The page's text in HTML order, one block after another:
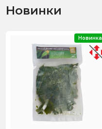
Новинки
Новинка